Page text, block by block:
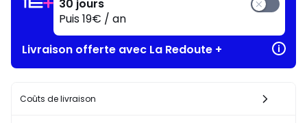
30 jours
Puis 19€ / an
Livraison offerte avec La Redoute +
Coûts de livraison